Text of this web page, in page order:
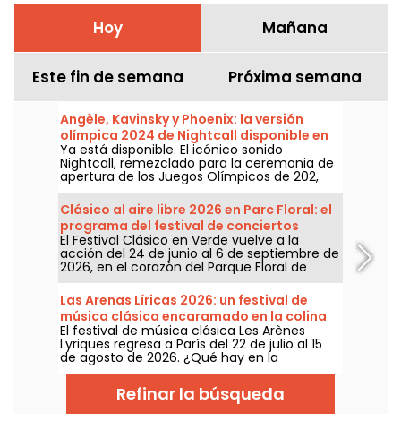
Hoy Mañana
Este fin de semana Próxima semana
Angèle, Kavinsky y Phoenix: la versión
olímpica 2024 de Nightcall disponible en
todas las plataformas
Ya está disponible. El icónico sonido
Nightcall, remezclado para la ceremonia de
apertura de los Juegos Olímpicos de 202,
está por fin disponible en todas las
plataformas. Una versión de Angèle, Phœnix
y Kavinsky ya había causado revuelo antes
de su lanzamiento oficial.
Clásico al aire libre 2026 en Parc Floral: el
programa del festival de conciertos
gratuitos
El Festival Clásico en Verde vuelve a la
acción del 24 de junio al 6 de septiembre de
2026, en el corazón del Parque Floral de
París. Una vez más, Classique au Vert invita a
melómanos y a principiantes a disfrutar de
un buen ritmo y de un buen tiempo junto a
artistas ya consagrados y en ascenso.
Las Arenas Líricas 2026: un festival de
música clásica encaramado en la colina
de Montmartre
El festival de música clásica Les Arènes
Lyriques regresa a París del 22 de julio al 15
de agosto de 2026. ¿Qué hay en la
programación? Nada menos que 16
conciertos en las Arènes de Montmartre, un
marco idílico para escuchar los grandes
clásicos.
Refinar la búsqueda